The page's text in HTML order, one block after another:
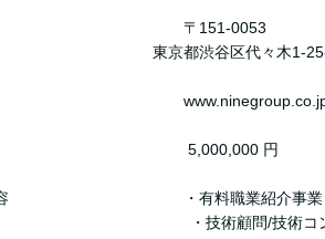
社 〒151-0053
渋谷区代々木1-25-5
Ｌ
金 5,000,000 円
内容 ・有料職業紹介事業
術顧問/技術コンサル/エ